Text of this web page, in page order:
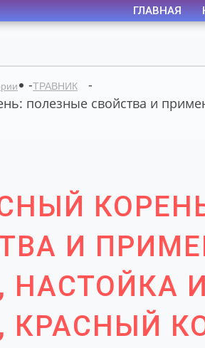
ГЛАВНАЯ
-ТРАВНИК
-
полезные свойства и
И
НАСТОЙКА
КРАСНЫЙ